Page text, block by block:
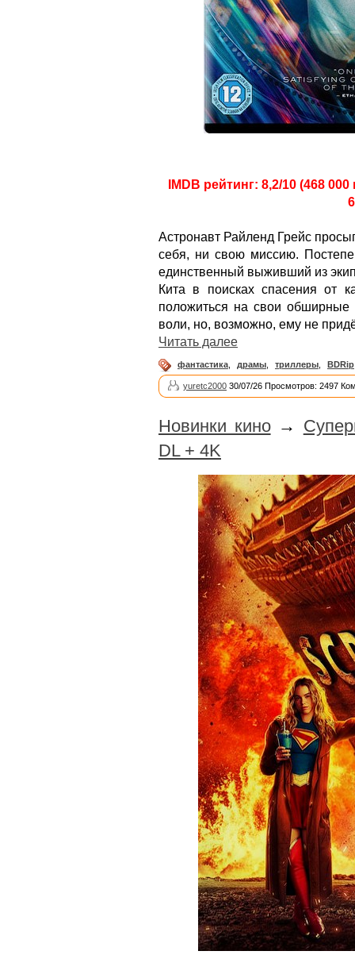
IMDB рейтинг: 8,2/10 (468
Астронавт Райленд Грейс
себя, ни свою миссию.
единственный выживший из
Кита в поисках спасения от
положиться на свои обширные
воли, но, возможно, ему не
Читать далее
фантастика драмы триллеры BDRip
yuretc2000 30/07/26 Просмотров: 2497
Новинки кино→
DL + 4K